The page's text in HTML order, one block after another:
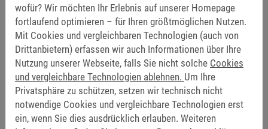
Ausbildung mit Zukunfts- und Entwicklungspotential
Angenehmes und kollegiales Arbeitsklima
Fachspezifische Ausbildung im Unternehmen unter
der Anleitung qualifizierter Ausbilder
Eine attraktive Ausbildungsvergütung
DEIN PROFIL
wofür? Wir möchten Ihr Erlebnis auf unserer Homepage
fortlaufend optimieren – für Ihren größtmöglichen Nutzen.
Mit Cookies und vergleichbaren Technologien (auch von
Drittanbietern) erfassen wir auch Informationen über Ihre
Nutzung unserer Webseite, falls Sie nicht solche Cookies
und vergleichbare Technologien ablehnen. Um Ihre
Privatsphäre zu schützen, setzen wir technisch nicht
notwendige Cookies und vergleichbare Technologien erst
ein, wenn Sie dies ausdrücklich erlauben. Weiteren